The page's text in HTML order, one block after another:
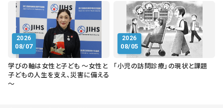
2026
08/07
学びの軸は女性と子ども ～女性と
子どもの人生を支え、災害に備える
～
2026
08/05
「小児の訪問診療」の現状と課題